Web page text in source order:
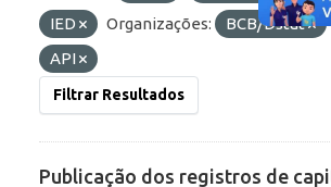
IED
Organizações: BCB/Dstat
API
Filtrar Resultados
Publicação dos registros de